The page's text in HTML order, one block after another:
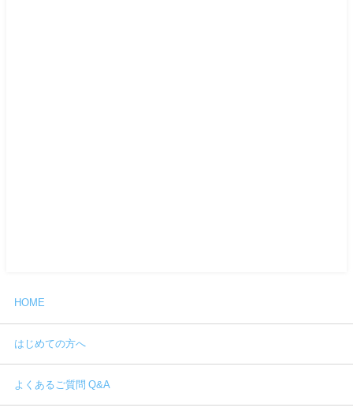
HOME
はじめての方へ
よくあるご質問 Q&A